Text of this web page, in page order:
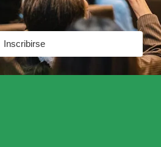
Inscribirse